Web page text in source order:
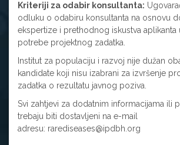
Kriteriji za odabir konsultanta:
odluku o odabiru konsultanta na osnovu
ekspertize i prethodnog iskustva aplikanta
potrebe projektnog zadatka.
Institut za populaciju i razvoj nije dužan
kandidate koji nisu izabrani za izvršenje
zadatka o rezultatu javnog poziva.
Svi zahtjevi za dodatnim informacijama ili
trebaju biti dostavljeni na e-mail
adresu: rarediseases@ipdbh.org